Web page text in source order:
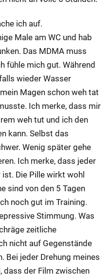
ich auf.
Male am WC und hab
Das MDMA muss
fühle mich gut. Während
wieder Wasser
Magen schon weh tat
Ich merke, dass mir
weh tut und ich den
kann. Selbst das
Wenig später gehe
Ich merke, dass jeder
Die Pille wirkt wohl
sind von den 5 Tagen
noch gut im Training.
Stimmung. Was
zeitliche
nicht auf Gegenstände
Bei jeder Drehung meines
dass der Film zwischen